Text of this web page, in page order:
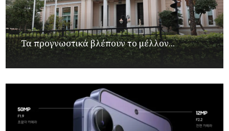
Τα προγνωστικά βλέπουν το μέλλον...